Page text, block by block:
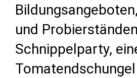
und
Schnippelparty,
Tomatendschungel